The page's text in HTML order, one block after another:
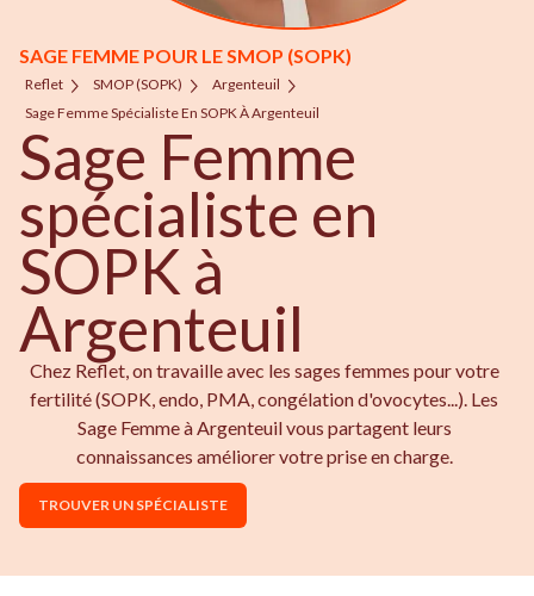
SAGE FEMME POUR LE SMOP (SOPK)
Reflet SMOP (SOPK)
Argenteuil
Sage Femme Spécialiste En SOPK À Argenteuil
Sage Femme
spécialiste en
SOPK à
Argenteuil
Chez Reflet, on travaille avec les sages femmes pour votre
fertilité (SOPK, endo, PMA, congélation d'ovocytes...). Les
Sage Femme à Argenteuil vous partagent leurs
connaissances améliorer votre prise en charge.
TROUVER UN SPÉCIALISTE